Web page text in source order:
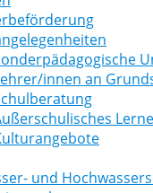
innen an
und